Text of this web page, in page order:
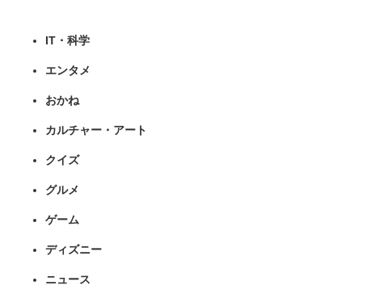
IT・科学
エンタメ
おかね
カルチャー・アート
クイズ
グルメ
ゲーム
ディズニー
ニュース